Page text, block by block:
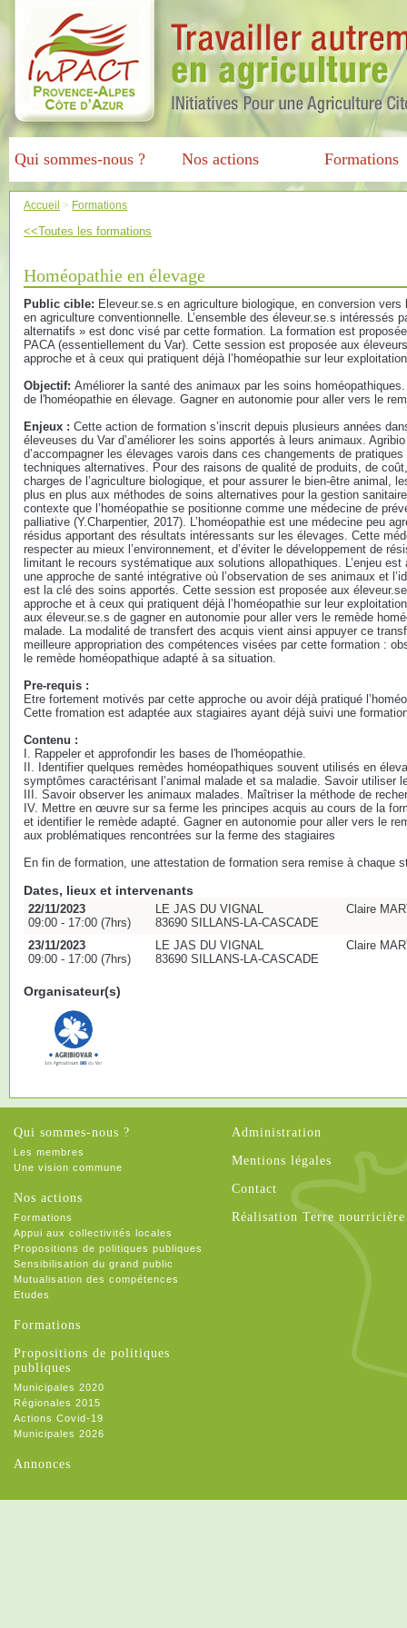
Qui sommes-nous ? Nos actions Formations
Accueil > Formations
<<Toutes les formations
Homéopathie en élevage
Public cible: Eleveur.se.s en agriculture biologique, en conversion vers
en agriculture conventionnelle. L’ensemble des éleveur.se.s intéressés
alternatifs » est donc visé par cette formation. La formation est
PACA (essentiellement du Var). Cette session est proposée aux
approche et à ceux qui pratiquent déjà l’homéopathie sur leur
Objectif: Améliorer la santé des animaux par les soins
de l'homéopathie en élevage. Gagner en autonomie pour aller vers le
Enjeux : Cette action de formation s’inscrit depuis plusieurs années
éleveuses du Var d’améliorer les soins apportés à leurs animaux.
d’accompagner les élevages varois dans ces changements de
techniques alternatives. Pour des raisons de qualité de produits, de
charges de l’agriculture biologique, et pour assurer le bien-être animal,
plus en plus aux méthodes de soins alternatives pour la gestion
contexte que l’homéopathie se positionne comme une médecine de
palliative (Y.Charpentier, 2017). L’homéopathie est une médecine peu
résidus apportant des résultats intéressants sur les élevages. Cette
respecter au mieux l’environnement, et d’éviter le développement de
limitant le recours systématique aux solutions allopathiques. L’enjeu est
une approche de santé intégrative où l’observation de ses animaux et
est la clé des soins apportés. Cette session est proposée aux
approche et à ceux qui pratiquent déjà l’homéopathie sur leur
aux éleveur.se.s de gagner en autonomie pour aller vers le remède
malade. La modalité de transfert des acquis vient ainsi appuyer ce
meilleure appropriation des compétences visées par cette formation :
le remède homéopathique adapté à sa situation.
Pre-requis :
Etre fortement motivés par cette approche ou avoir déjà pratiqué
Cette fromation est adaptée aux stagiaires ayant déjà suivi une
Contenu :
I. Rappeler et approfondir les bases de l'homéopathie.
II. Identifier quelques remèdes homéopathiques souvent utilisés en
symptômes caractérisant l’animal malade et sa maladie. Savoir utiliser
III. Savoir observer les animaux malades. Maîtriser la méthode de
IV. Mettre en œuvre sur sa ferme les principes acquis au cours de la
et identifier le remède adapté. Gagner en autonomie pour aller vers le
aux problématiques rencontrées sur la ferme des stagiaires
En fin de formation, une attestation de formation sera remise à chaque
Dates, lieux et intervenants
22/11/2023
09:00 - 17:00 (7hrs)
LE JAS DU VIGNAL
83690 SILLANS-LA-CASCADE
Claire
23/11/2023
09:00 - 17:00 (7hrs)
LE JAS DU VIGNAL
83690 SILLANS-LA-CASCADE
Claire
Organisateur(s)
Qui sommes-nous ?
Les membres
Une vision commune
Nos actions
Formations
Appui aux collectivités locales
Propositions de politiques publiques
Sensibilisation du grand public
Mutualisation des compétences
Etudes
Formations
Propositions de politiques
publiques
Municipales 2020
Régionales 2015
Actions Covid-19
Municipales 2026
Annonces
Administration
Mentions légales
Contact
Réalisation Terre nourricière